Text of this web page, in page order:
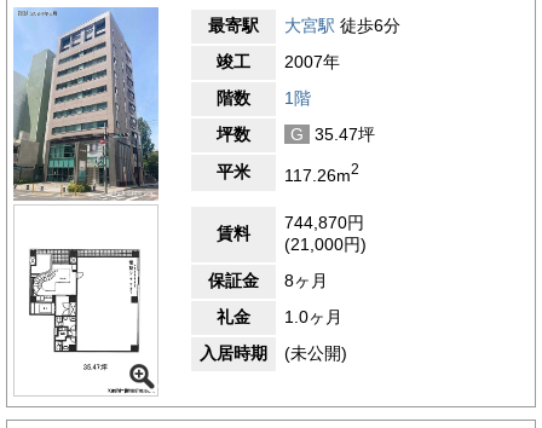
最寄駅 大宮駅 徒歩6分
竣工
2007年
階数
1階
坪数
G
35.47坪
平米
117.26m2
賃料
744,870円
(21,000円)
保証金
8ヶ月
礼金
1.0ヶ月
入居時期
(未公開)